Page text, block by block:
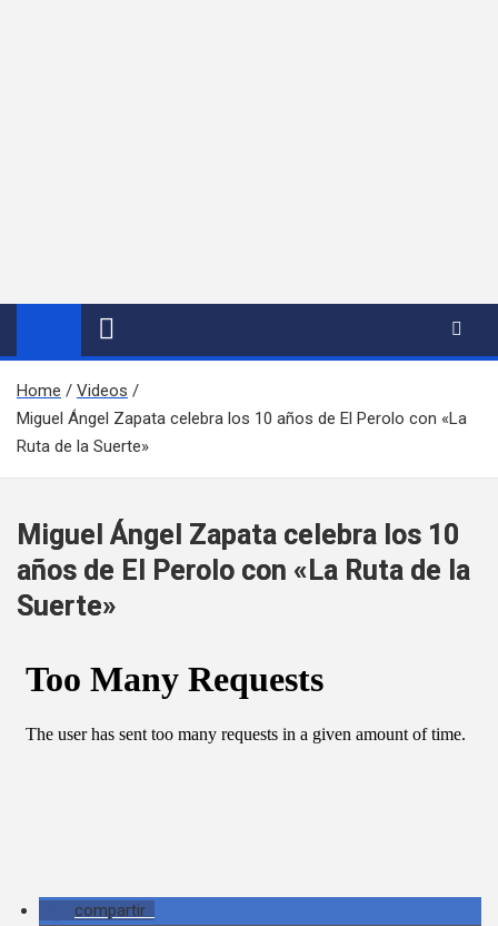
Home
Videos
Miguel Ángel Zapata celebra los 10 años de El Perolo con «La
Ruta de la Suerte»
Miguel Ángel Zapata celebra los 10
años de El Perolo con «La Ruta de la
Suerte»
compartir